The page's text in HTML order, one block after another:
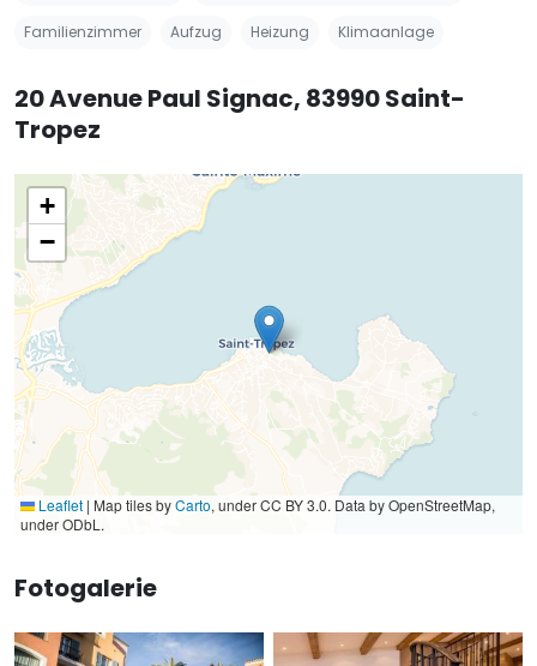
Familienzimmer Aufzug Heizung Klimaanlage
20 Avenue Paul Signac, 83990 Saint-
Tropez
+
−
Leaflet | Map tiles byCarto, under CC BY 3.0. Data by OpenStreetMap,
under ODbL.
Fotogalerie